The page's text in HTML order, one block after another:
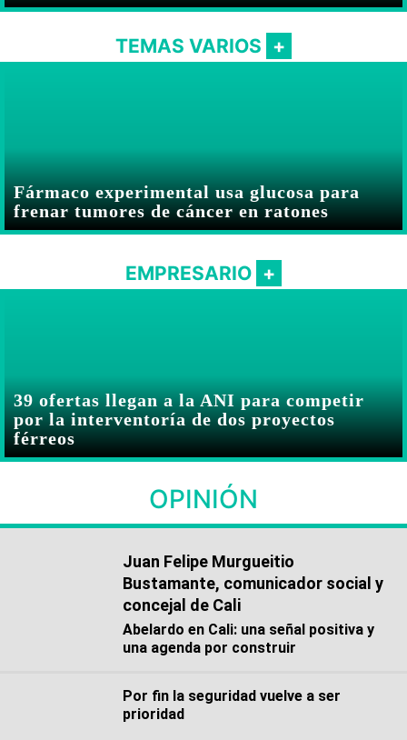
TEMAS VARIOS
Fármaco experimental usa glucosa para
frenar tumores de cáncer en ratones
EMPRESARIO
39 ofertas llegan a la ANI para competir
por la interventoría de dos proyectos
férreos
OPINIÓN
Juan Felipe Murgueitio
Bustamante, comunicador social y
concejal de Cali
Abelardo en Cali: una señal positiva y
una agenda por construir
Por fin la seguridad vuelve a ser
prioridad